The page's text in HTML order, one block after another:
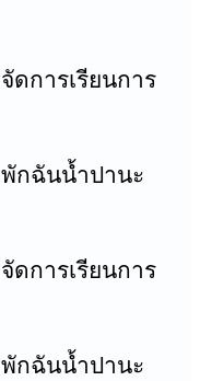
การเรียนการ
กฉันน้ำปานะ
การเรียนการ
กฉันน้ำปานะ